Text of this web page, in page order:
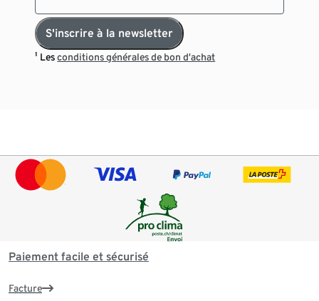
S'inscrire à la newsletter
¹ Lesconditions générales de bon d’achat
Paiement facile et sécurisé
Facture